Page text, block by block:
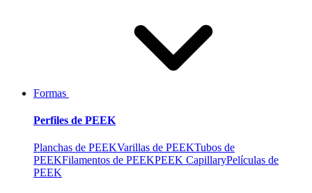
Formas
Perfiles de PEEK
Planchas de PEEKVarillas de PEEKTubos de
PEEKFilamentos de PEEKPEEK CapillaryPelículas de
PEEK